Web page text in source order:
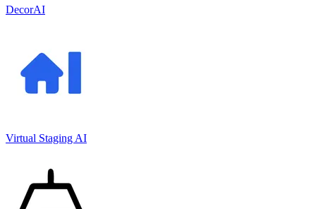
DecorAI
Virtual Staging AI